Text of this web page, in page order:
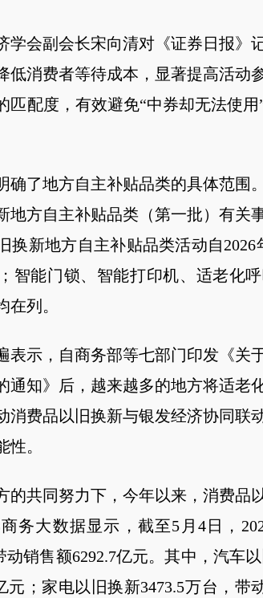
学会副会长宋向清对《证券日报》
低消费者等待成本，显著提高活动
匹配度，有效避免“中券却无法使
确了地方自主补贴品类的具体范围
地方自主补贴品类（第一批）有关
换新地方自主补贴品类活动自2026
智能门锁、智能打印机、适老化
在列。
表示，自商务部等七部门印发《关
通知》后，越来越多的地方将适老
消费品以旧换新与银发经济协同联
性。
的共同努力下，今年以来，消费品
务大数据显示，截至5月4日，
动销售额6292.7亿元。其中，汽车
元；家电以旧换新3473.5万台，带